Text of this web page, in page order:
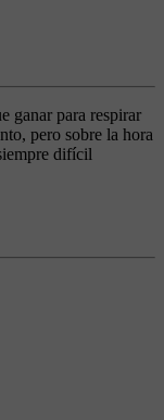
ganar para respirar
pero sobre la hora
difícil